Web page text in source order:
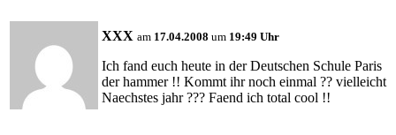
XXX am 17.04.2008 um 19:49 Uhr
Ich fand euch heute in der Deutschen Schule Paris
der hammer !! Kommt ihr noch einmal ?? vielleicht
Naechstes jahr ??? Faend ich total cool !!